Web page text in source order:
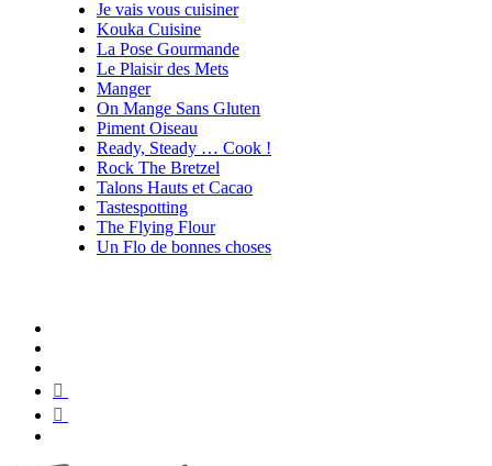
Je vais vous cuisiner
Kouka Cuisine
La Pose Gourmande
Le Plaisir des Mets
Manger
On Mange Sans Gluten
Piment Oiseau
Ready, Steady … Cook !
Rock The Bretzel
Talons Hauts et Cacao
Tastespotting
The Flying Flour
Un Flo de bonnes choses